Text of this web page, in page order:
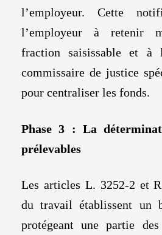
l’employeur. Cette
l’employeur à retenir
fraction saisissable et à
commissaire de justice
pour centraliser les fonds.
Phase 3 : La
prélevables
Les articles L. 3252-2 et
du travail établissent un
protégeant une partie